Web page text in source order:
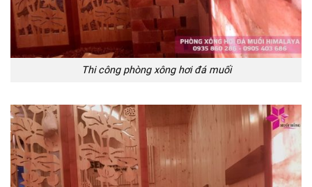
Thi công phòng xông hơi đá muối